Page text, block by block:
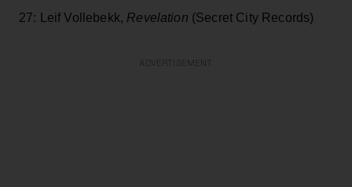
27: Leif Vollebekk, Revelation (Secret City Records)